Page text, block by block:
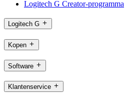
Logitech G Creator-programma
Logitech G
Kopen
Software
Klantenservice